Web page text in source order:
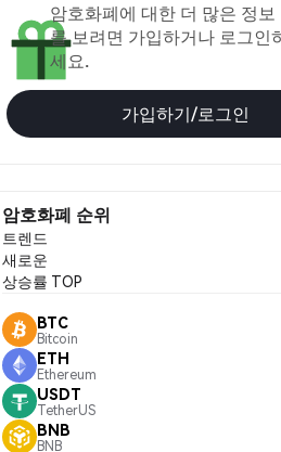
암호화폐에 대한 더 많은 정보
를 보려면 가입하거나 로그인
세요.
가입하기/로그인
암호화폐 순위
트렌드
새로운
상승률 TOP
BTC
Bitcoin
ETH
Ethereum
USDT
TetherUS
BNB
BNB